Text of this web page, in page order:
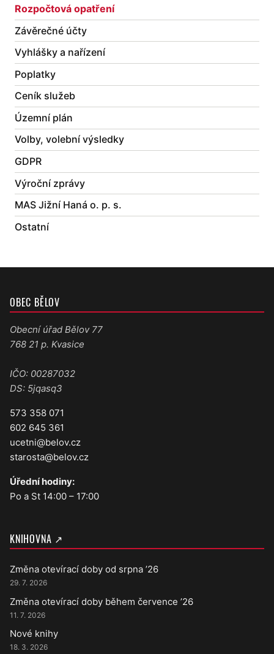
Rozpočtová opatření
Závěrečné účty
Vyhlášky a nařízení
Poplatky
Ceník služeb
Územní plán
Volby, volební výsledky
GDPR
Výroční zprávy
MAS Jižní Haná o. p. s.
Ostatní
OBEC BĚLOV
Obecní úřad Bělov 77
768 21 p. Kvasice
IČO: 00287032
DS: 5jqasq3
573 358 071
602 645 361
ucetni@belov.cz
starosta@belov.cz
Úřední hodiny:
Po a St 14:00 – 17:00
KNIHOVNA ↗
Změna otevírací doby od srpna ’26
29. 7. 2026
Změna otevírací doby během července ’26
11. 7. 2026
Nové knihy
18. 3. 2026